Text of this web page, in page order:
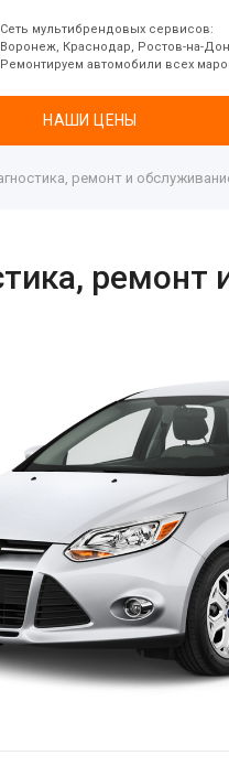
Сеть мультибрендовых сервисов:
Воронеж, Краснодар, Ростов-на-
Ремонтируем автомобили всех
НАШИ ЦЕНЫ
ремонт и
ремонт